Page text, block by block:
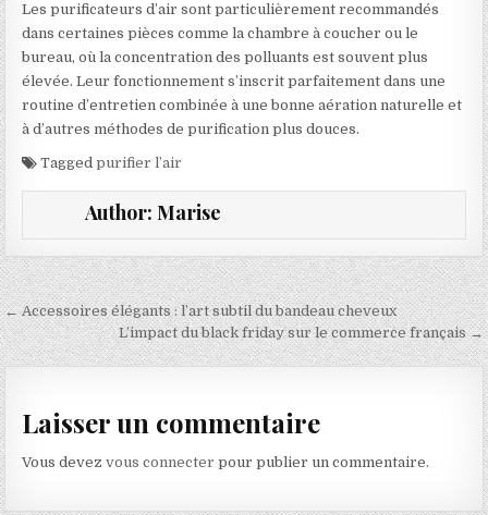
Les purificateurs d’air sont particulièrement recommandés
dans certaines pièces comme la chambre à coucher ou le
bureau, où la concentration des polluants est souvent plus
élevée. Leur fonctionnement s’inscrit parfaitement dans une
routine d’entretien combinée à une bonne aération naturelle et
à d’autres méthodes de purification plus douces.
Taggedpurifier l’air
Author: Marise
Navigation de l’article
← Accessoires élégants : l’art subtil du bandeau cheveux
L’impact du black friday sur le commerce français →
Laisser un commentaire
Vous devezvous connecter pour publier un commentaire.